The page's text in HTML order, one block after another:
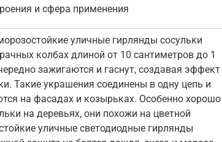
и сфера применения
уличные гирлянды сосульки
колбах длиной от 10 сантиметров до 1
зажигаются и гаснут, создавая эффект
Такие украшения соединены в одну цепь и
на фасадах и козырьках. Особенно хорошо
на деревьях, они похожи на цветной
уличные светодиодные гирлянды